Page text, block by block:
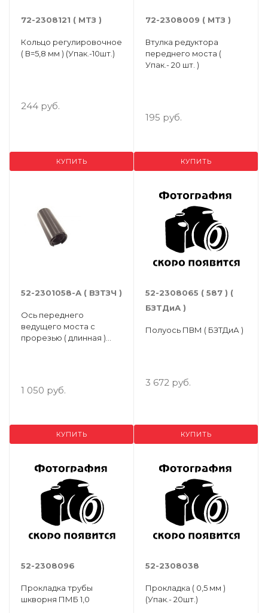
72-2308121 ( МТЗ )
Кольцо регулировочное
( В=5,8 мм ) (Упак.-10шт.)
244 руб.
КУПИТЬ
72-2308009 ( МТЗ )
Втулка редуктора
переднего моста (
Упак.- 20 шт. )
195 руб.
КУПИТЬ
52-2301058-А ( ВЗТЗЧ )
Ось переднего
ведущего моста c
прорезью ( длинная )
1 050 руб.
КУПИТЬ
52-2308065 ( 587 ) (
БЗТДиА )
Полуось ПВМ ( БЗТДиА )
3 672 руб.
КУПИТЬ
52-2308096
Прокладка трубы
шкворня ПМБ 1,0
52-2308038
Прокладка ( 0,5 мм )
(Упак.- 20шт.)